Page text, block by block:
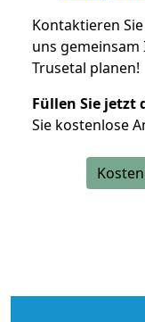
Kontaktieren
uns
Trusetal planen!
Füllen Sie jetzt
Sie kostenlose